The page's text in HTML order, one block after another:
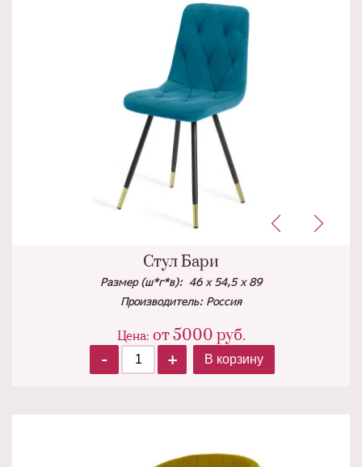
Стул Бари
Размер (ш*г*в): 46 х 54,5 х 89
Производитель: Россия
Цена: от5000 руб.
-
+ В корзину